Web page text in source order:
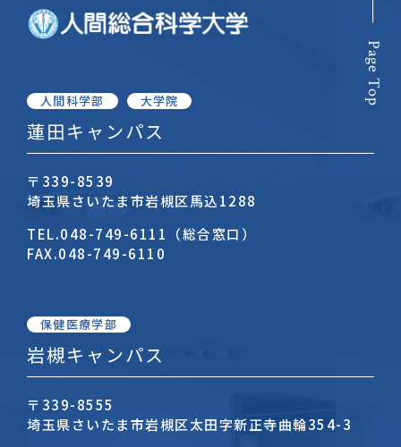
人間科学部 大学院
蓮田キャンパス
〒339-8539
埼玉県さいたま市岩槻区馬込1288
TEL.048-749-6111（総合窓口）
FAX.048-749-6110
保健医療学部
岩槻キャンパス
〒339-8555
埼玉県さいたま市岩槻区太田字新正寺曲輪354-3
Page Top